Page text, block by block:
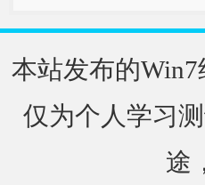
本站发布的
仅为个人学习
途